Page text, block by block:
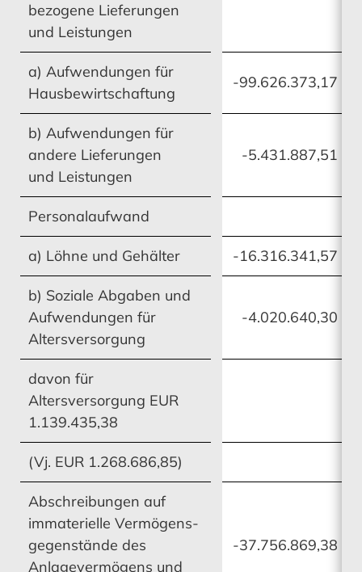
Risikomanagement
MEHR ERFAHREN
Chancen
MEHR ERFAHREN
Ausblick
MEHR ERFAHREN
bezogene Lieferungen
und Leistungen
a) Aufwendungen für
Hausbewirtschaftung
-99.626.373,17
b) Aufwendungen für
andere Lieferungen
und Leistungen
-5.431.887,51
Personalaufwand
a) Löhne und Gehälter -16.316.341,57
b) Soziale Abgaben und
Aufwendungen für
Altersversorgung
-4.020.640,30
davon für
Altersversorgung EUR
1.139.435,38
(Vj. EUR 1.268.686,85)
Abschreibungen auf
immaterielle Vermögens-
gegenstände des
Anlagevermögens und
-37.756.869,38
Chancen
MEHR ERFAHREN
Ausblick
MEHR ERFAHREN